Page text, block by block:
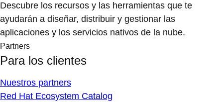
Descubre los recursos y las herramientas que te
ayudarán a diseñar, distribuir y gestionar las
aplicaciones y los servicios nativos de la nube.
Partners
Para los clientes
Nuestros partners
Red Hat Ecosystem Catalog